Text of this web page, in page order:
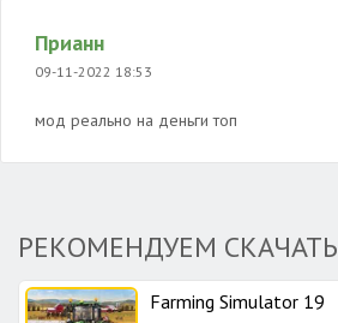
Прианн
09-11-2022 18:53
мод реально на деньги топ
РЕКОМЕНДУЕМ СКАЧАТЬ
Farming Simulator 19